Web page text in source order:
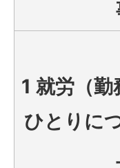
1 就労（
ひとりに